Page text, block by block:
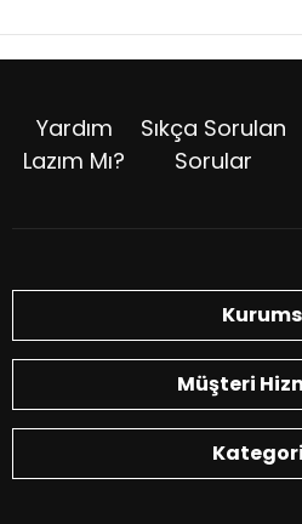
Yardım
Lazım Mı?
Sıkça Sorulan
Sorular
Müşteri